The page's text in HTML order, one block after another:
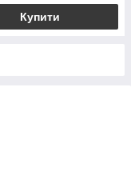
Купити